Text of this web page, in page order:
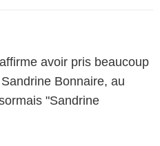
avoir pris beaucoup
Bonnaire, au
"Sandrine